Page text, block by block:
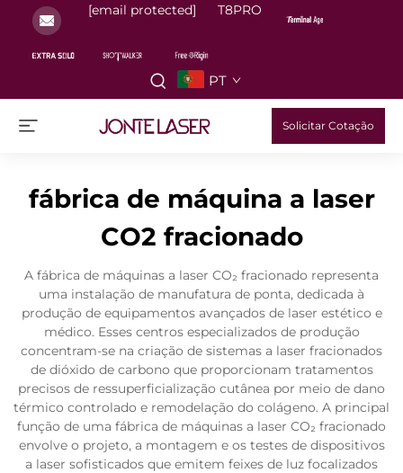
[email protected] T8PRO
PT
Solicitar Cotação
fábrica de máquina a laser
CO2 fracionado
A fábrica de máquinas a laser CO₂ fracionado representa
uma instalação de manufatura de ponta, dedicada à
produção de equipamentos avançados de laser estético e
médico. Esses centros especializados de produção
concentram-se na criação de sistemas a laser fracionados
de dióxido de carbono que proporcionam tratamentos
precisos de ressuperficialização cutânea por meio de dano
térmico controlado e remodelação do colágeno. A principal
função de uma fábrica de máquinas a laser CO₂ fracionado
envolve o projeto, a montagem e os testes de dispositivos
a laser sofisticados que emitem feixes de luz focalizados